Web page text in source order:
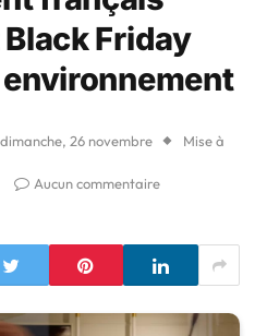
Friday
dimanche, 26 novembre Mise à
Aucun commentaire